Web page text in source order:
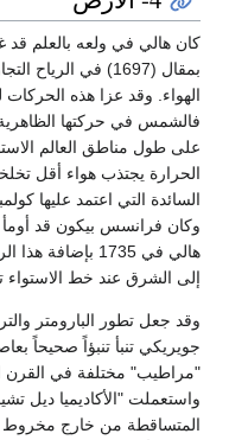
كان هالي في ولعه بالعلم قد
بمقال (1697) في
الهواء. وقد عزا هذه
فالشمس في حركتها
على طول مناطق العالم
الحرارة يجتذب هواء أقل
السائدة التي اعتمد عليها
وكان فرانسس بيكون قد
هالي في 1735
إلى الشرق عند خط الاستواء
وقد جعل تطور البارومتر
"مراطيب" مختلفة في القرن
واستعملت "الأكاديميا ديل
المتساقطة من خارج مخروط